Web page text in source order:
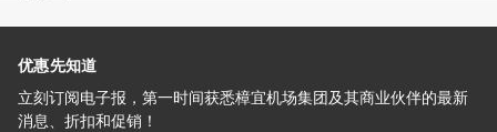
优惠先知道
立刻订阅电子报，第一时间获悉樟宜机场集团及其商业伙伴的最新
消息、折扣和促销！